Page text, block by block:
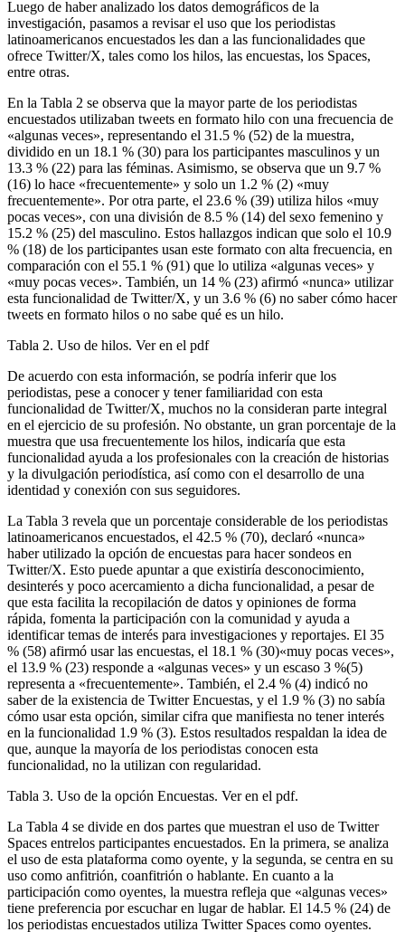
Luego de haber analizado los datos demográficos de la
investigación, pasamos a revisar el uso que los periodistas
latinoamericanos encuestados les dan a las funcionalidades que
ofrece Twitter/X, tales como los hilos, las encuestas, los Spaces,
entre otras.
En la Tabla 2 se observa que la mayor parte de los periodistas
encuestados utilizaban tweets en formato hilo con una frecuencia de
«algunas veces», representando el 31.5 % (52) de la muestra,
dividido en un 18.1 % (30) para los participantes masculinos y un
13.3 % (22) para las féminas. Asimismo, se observa que un 9.7 %
(16) lo hace «frecuentemente» y solo un 1.2 % (2) «muy
frecuentemente». Por otra parte, el 23.6 % (39) utiliza hilos «muy
pocas veces», con una división de 8.5 % (14) del sexo femenino y
15.2 % (25) del masculino. Estos hallazgos indican que solo el 10.9
% (18) de los participantes usan este formato con alta frecuencia, en
comparación con el 55.1 % (91) que lo utiliza «algunas veces» y
«muy pocas veces». También, un 14 % (23) afirmó «nunca» utilizar
esta funcionalidad de Twitter/X, y un 3.6 % (6) no saber cómo hacer
tweets en formato hilos o no sabe qué es un hilo.
Tabla 2. Uso de hilos. Ver en el pdf
De acuerdo con esta información, se podría inferir que los
periodistas, pese a conocer y tener familiaridad con esta
funcionalidad de Twitter/X, muchos no la consideran parte integral
en el ejercicio de su profesión. No obstante, un gran porcentaje de la
muestra que usa frecuentemente los hilos, indicaría que esta
funcionalidad ayuda a los profesionales con la creación de historias
y la divulgación periodística, así como con el desarrollo de una
identidad y conexión con sus seguidores.
La Tabla 3 revela que un porcentaje considerable de los periodistas
latinoamericanos encuestados, el 42.5 % (70), declaró «nunca»
haber utilizado la opción de encuestas para hacer sondeos en
Twitter/X. Esto puede apuntar a que existiría desconocimiento,
desinterés y poco acercamiento a dicha funcionalidad, a pesar de
que esta facilita la recopilación de datos y opiniones de forma
rápida, fomenta la participación con la comunidad y ayuda a
identificar temas de interés para investigaciones y reportajes. El 35
% (58) afirmó usar las encuestas, el 18.1 % (30)«muy pocas veces»,
el 13.9 % (23) responde a «algunas veces» y un escaso 3 %(5)
representa a «frecuentemente». También, el 2.4 % (4) indicó no
saber de la existencia de Twitter Encuestas, y el 1.9 % (3) no sabía
cómo usar esta opción, similar cifra que manifiesta no tener interés
en la funcionalidad 1.9 % (3). Estos resultados respaldan la idea de
que, aunque la mayoría de los periodistas conocen esta
funcionalidad, no la utilizan con regularidad.
Tabla 3. Uso de la opción Encuestas. Ver en el pdf.
La Tabla 4 se divide en dos partes que muestran el uso de Twitter
Spaces entrelos participantes encuestados. En la primera, se analiza
el uso de esta plataforma como oyente, y la segunda, se centra en su
uso como anfitrión, coanfitrión o hablante. En cuanto a la
participación como oyentes, la muestra refleja que «algunas veces»
tiene preferencia por escuchar en lugar de hablar. El 14.5 % (24) de
los periodistas encuestados utiliza Twitter Spaces como oyentes.